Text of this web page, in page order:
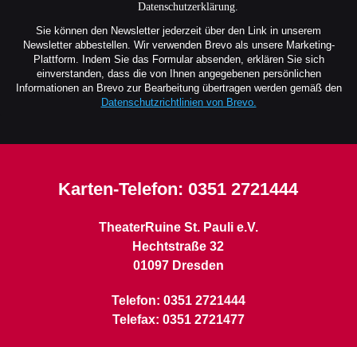
Datenschutzerklärung.
Sie können den Newsletter jederzeit über den Link in unserem
Newsletter abbestellen. Wir verwenden Brevo als unsere Marketing-
Plattform. Indem Sie das Formular absenden, erklären Sie sich
einverstanden, dass die von Ihnen angegebenen persönlichen
Informationen an Brevo zur Bearbeitung übertragen werden gemäß den
Datenschutzrichtlinien von Brevo.
Karten-Telefon:0351 2721444
TheaterRuine St. Pauli e.V.
Hechtstraße 32
01097 Dresden
Telefon: 0351 2721444
Telefax: 0351 2721477